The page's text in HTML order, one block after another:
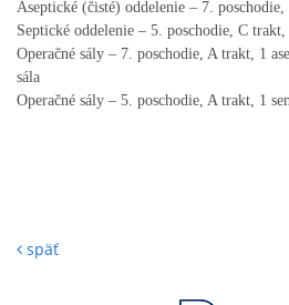
Aseptické (čisté) oddelenie – 7.
Septické oddelenie – 5. poschodie, C
Operačné sály – 7. poschodie, A trakt, 1
sála
Operačné sály – 5. poschodie, A trakt, 1
späť